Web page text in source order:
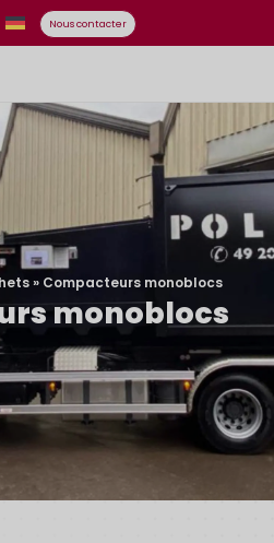
Nous contacter
» Compacteurs monoblocs
monoblocs